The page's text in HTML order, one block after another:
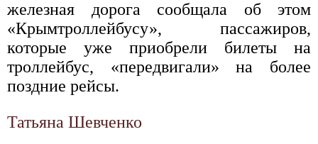
железная дорога сообщала об этом
«Крымтроллейбусу», пассажиров,
которые уже приобрели билеты на
троллейбус, «передвигали» на более
поздние рейсы.
Татьяна Шевченко